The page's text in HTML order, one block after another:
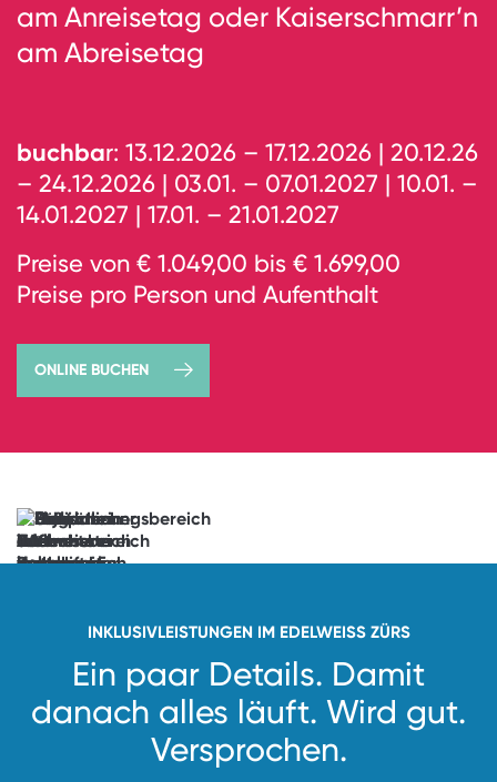
am Anreisetag oder Kaiserschmarr’n
am Abreisetag
buchbar: 13.12.2026 – 17.12.2026 | 20.12.26
– 24.12.2026 | 03.01. – 07.01.2027 | 10.01. –
14.01.2027 | 17.01. – 21.01.2027
Preise von € 1.049,00 bis € 1.699,00
Preise pro Person und Aufenthalt
ONLINE BUCHEN
Vorfreude
unlocked.
→
INKLUSIVLEISTUNGEN IM EDELWEISS ZÜRS
Ein paar Details. Damit
danach alles läuft. Wird gut.
Versprochen.